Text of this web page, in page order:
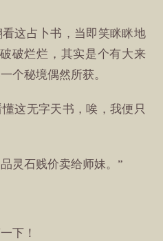
这占卜书，当即笑眯眯地
破烂烂，其实是个有大来
个秘境偶然所获。
这无字天书，唉，我便只
灵石贱价卖给师妹。”
下！